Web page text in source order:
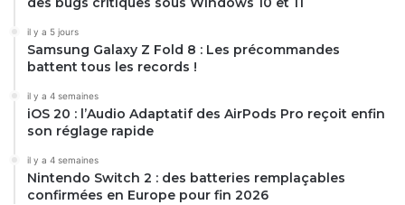
il y a 5 jours
Samsung Galaxy Z Fold 8 : Les précommandes
battent tous les records !
il y a 4 semaines
iOS 20 : l’Audio Adaptatif des AirPods Pro reçoit enfin
son réglage rapide
il y a 4 semaines
Nintendo Switch 2 : des batteries remplaçables
confirmées en Europe pour fin 2026